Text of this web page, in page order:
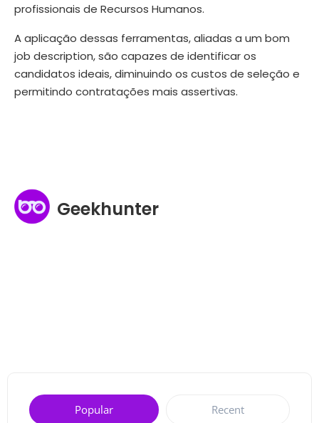
profissionais de Recursos Humanos.
A aplicação dessas ferramentas, aliadas a um bom
job description, são capazes de identificar os
candidatos ideais, diminuindo os custos de seleção e
permitindo contratações mais assertivas.
Geekhunter
Popular Recent